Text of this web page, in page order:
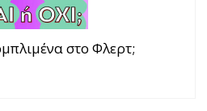
στο Φλερτ;